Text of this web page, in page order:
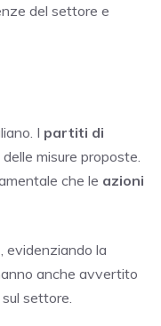
del settore e
I partiti di
delle misure proposte.
che le azioni
evidenziando la
anche avvertito
sul settore.